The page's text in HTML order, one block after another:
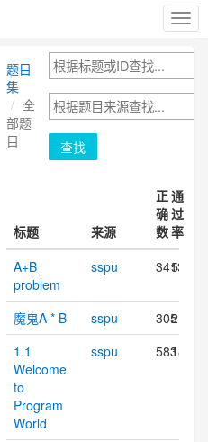
题目
集
全
部题
目
查找
标题 来源
正
确
数
通
过
率
A+B
problem
sspu 341359.6%
魔鬼A * B sspu 30521.2%
1.1
Welcome
to
Program
World
sspu 58318.5%